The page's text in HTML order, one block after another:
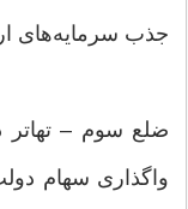
جذب سرمایه‌های
ضلع سوم – تهاتر
واگذاری سهام